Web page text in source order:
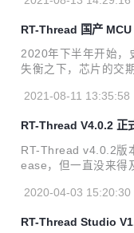
发挥各自优势，为开
筑物联网产业生态发
来巨变，多个行业对
创新推出满足不同应
当前，新唐科技已将
RT-Thread 国产
2020年下半年开始，
失衡之下，芯片的交
在此背景下，不少中
产MCU移植贡献活动
即可获得奖励！ 活动
12日前报名，并完成
活动任务分两类：
d仓库还未支持的，
2021-08-11 13:35:58
RT-Thread V4.0.2 正
验
RT-Thread v4.0.2版
ease，但一直没来得
change log也相应地
体现在BSP上，我们
2020-04-03 15:20:30
RT-Thread Studio